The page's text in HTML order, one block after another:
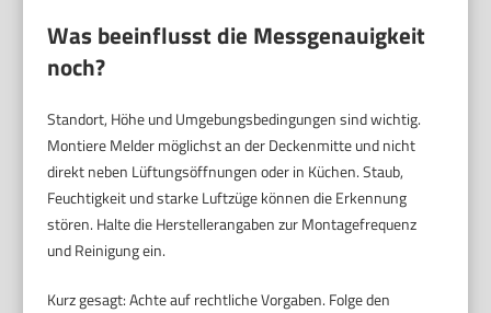
Was beeinflusst die Messgenauigkeit
noch?
Standort, Höhe und Umgebungsbedingungen sind wichtig.
Montiere Melder möglichst an der Deckenmitte und nicht
direkt neben Lüftungsöffnungen oder in Küchen. Staub,
Feuchtigkeit und starke Luftzüge können die Erkennung
stören. Halte die Herstellerangaben zur Montagefrequenz
und Reinigung ein.
Kurz gesagt: Achte auf rechtliche Vorgaben. Folge den